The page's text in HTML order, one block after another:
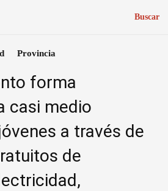
Buscar
Provincia
forma
casi medio
a través de
de